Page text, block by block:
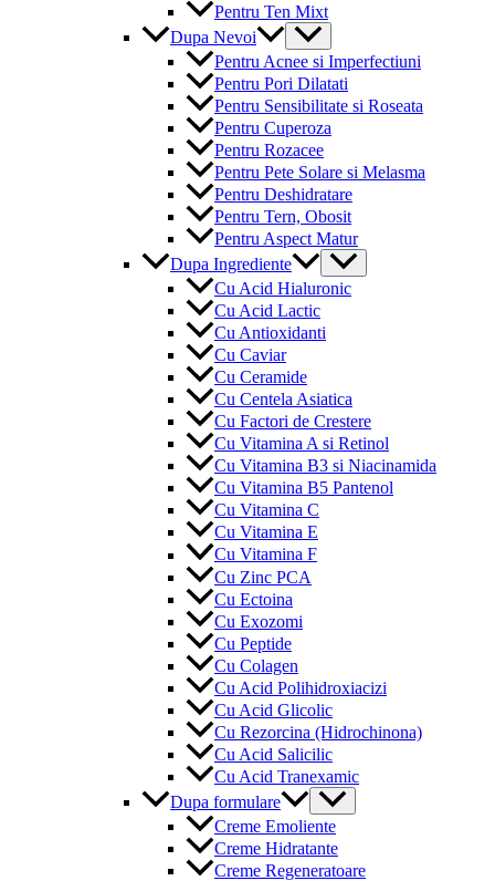
Pentru Ten Mixt
Dupa Nevoi
Menu
Toggle
Pentru Acnee si Imperfectiuni
Pentru Pori Dilatati
Pentru Sensibilitate si Roseata
Pentru Cuperoza
Pentru Rozacee
Pentru Pete Solare si Melasma
Pentru Deshidratare
Pentru Tern, Obosit
Pentru Aspect Matur
Dupa Ingrediente
Menu
Toggle
Cu Acid Hialuronic
Cu Acid Lactic
Cu Antioxidanti
Cu Caviar
Cu Ceramide
Cu Centela Asiatica
Cu Factori de Crestere
Cu Vitamina A si Retinol
Cu Vitamina B3 si Niacinamida
Cu Vitamina B5 Pantenol
Cu Vitamina C
Cu Vitamina E
Cu Vitamina F
Cu Zinc PCA
Cu Ectoina
Cu Exozomi
Cu Peptide
Cu Colagen
Cu Acid Polihidroxiacizi
Cu Acid Glicolic
Cu Rezorcina (Hidrochinona)
Cu Acid Salicilic
Cu Acid Tranexamic
Dupa formulare
Menu
Toggle
Creme Emoliente
Creme Hidratante
Creme Regeneratoare